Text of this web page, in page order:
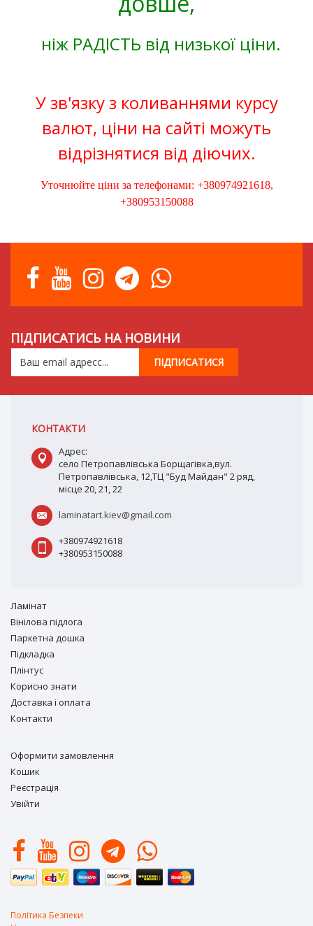
ніж РАДІСТЬ від низької ціни.
У зв'язку з коливаннями курсу
валют, ціни на сайті можуть
відрізнятися від діючих.
Уточнюйте ціни за телефонами: +380974921618,
+380953150088
ПІДПИСАТИСЬ НА НОВИНИ
КОНТАКТИ
Адрес:
село Петропавлівська Борщагівка,вул.
Петропавлівська, 12,ТЦ "Буд Майдан" 2 ряд,
місце 20, 21, 22
laminatart.kiev@gmail.com
+380974921618
+380953150088
Ламiнат
Вiнiлова підлога
Паркетна дошка
Підкладка
Плінтус
Корисно знати
Доставка і оплата
Контакти
Оформити замовлення
Кошик
Реєстрація
Увійти
Політика Безпеки